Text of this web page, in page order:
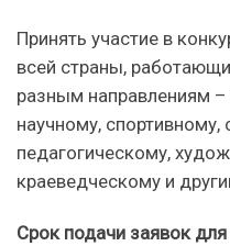
Принять участие в
всей страны,
разным направлениям –
научному, спортивному,
педагогическому,
краеведческому и
Срок подачи заявок